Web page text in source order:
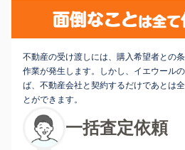
不動産の受け渡しには、購入希望者との
作業が発生します。しかし、イエウール
ば、不動産会社と契約するだけであとは
とができます。
一括査定依頼